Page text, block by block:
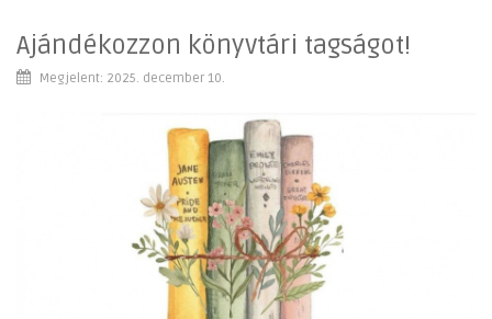
Ajándékozzon könyvtári tagságot!
Megjelent: 2025. december 10.